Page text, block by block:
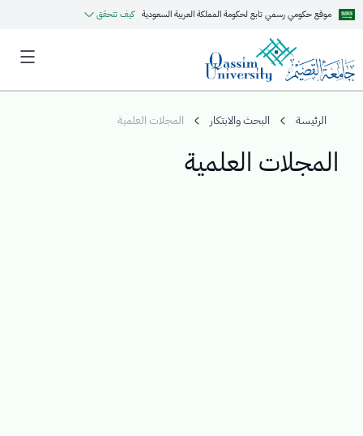
موقع حكومي رسمي تابع لحكومة المملكة العربية السعودية كيف تتحقق
الرئيسة البحث والابتكار المجلات العلمية
المجلات العلمية